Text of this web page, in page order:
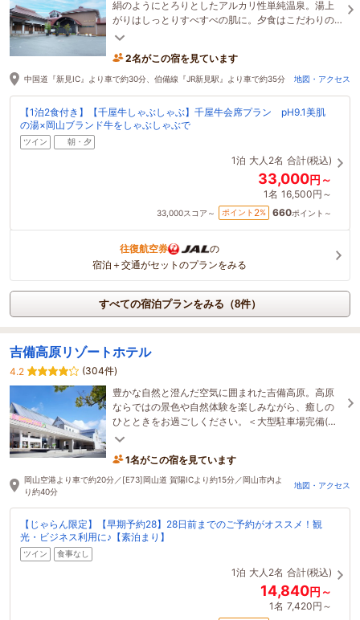
絹のようにとろりとしたアルカリ性単純温泉。湯上
がりはしっとりすべすべの肌に。夕食はこだわりの
調理で味わう千屋牛をご堪能ください。
2名がこの宿を見ています
中国道『新見IC』より車で約30分、伯備線『JR新見駅』より車で約35分 地図・アクセス
【1泊2食付き】【千屋牛しゃぶしゃぶ】千屋牛会席プラン pH9.1美肌
の湯×岡山ブランド牛をしゃぶしゃぶで
ツイン 朝・夕
1泊 大人2名 合計(税込)
33,000円～
1名 16,500円～
33,000スコア～ ポイント 2% 660ポイント～
往復航空券
の
宿泊＋交通がセットのプランをみる
すべての宿泊プランをみる（8件）
吉備高原リゾートホテル
4.2
(304件)
豊かな自然と澄んだ空気に囲まれた吉備高原。高原
ならではの景色や自然体験を楽しみながら、癒しの
ひとときをお過ごしください。＜大型駐車場完備(無
料)、人口ラジウム温泉の貸切風呂(有料)ございます
1名がこの宿を見ています
岡山空港より車で約20分／[E73]岡山道 賀陽ICより約15分／岡山市内よ
り約40分
地図・アクセス
【じゃらん限定】【早期予約28】28日前までのご予約がオススメ！観
光・ビジネス利用に♪【素泊まり】
ツイン 食事なし
1泊 大人2名 合計(税込)
14,840円～
1名 7,420円～